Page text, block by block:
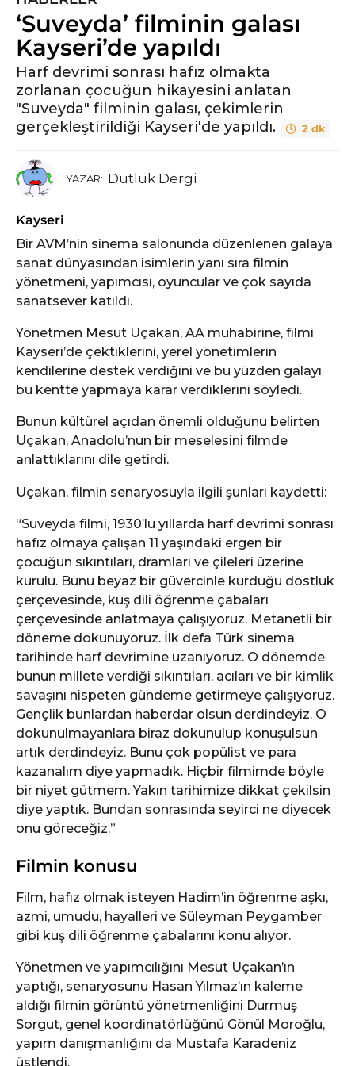
‘Suveyda’ filminin galası
Kayseri’de yapıldı
Harf devrimi sonrası hafız olmakta
zorlanan çocuğun hikayesini anlatan
"Suveyda" filminin galası, çekimlerin
gerçekleştirildiği Kayseri'de yapıldı.
2 dk
YAZAR: Dutluk Dergi
Kayseri
Bir AVM’nin sinema salonunda düzenlenen galaya
sanat dünyasından isimlerin yanı sıra filmin
yönetmeni, yapımcısı, oyuncular ve çok sayıda
sanatsever katıldı.
Yönetmen Mesut Uçakan, AA muhabirine, filmi
Kayseri’de çektiklerini, yerel yönetimlerin
kendilerine destek verdiğini ve bu yüzden galayı
bu kentte yapmaya karar verdiklerini söyledi.
Bunun kültürel açıdan önemli olduğunu belirten
Uçakan, Anadolu’nun bir meselesini filmde
anlattıklarını dile getirdi.
Uçakan, filmin senaryosuyla ilgili şunları kaydetti:
“Suveyda filmi, 1930’lu yıllarda harf devrimi sonrası
hafız olmaya çalışan 11 yaşındaki ergen bir
çocuğun sıkıntıları, dramları ve çileleri üzerine
kurulu. Bunu beyaz bir güvercinle kurduğu dostluk
çerçevesinde, kuş dili öğrenme çabaları
çerçevesinde anlatmaya çalışıyoruz. Metanetli bir
döneme dokunuyoruz. İlk defa Türk sinema
tarihinde harf devrimine uzanıyoruz. O dönemde
bunun millete verdiği sıkıntıları, acıları ve bir kimlik
savaşını nispeten gündeme getirmeye çalışıyoruz.
Gençlik bunlardan haberdar olsun derdindeyiz. O
dokunulmayanlara biraz dokunulup konuşulsun
artık derdindeyiz. Bunu çok popülist ve para
kazanalım diye yapmadık. Hiçbir filmimde böyle
bir niyet gütmem. Yakın tarihimize dikkat çekilsin
diye yaptık. Bundan sonrasında seyirci ne diyecek
onu göreceğiz.”
Filmin konusu
Film, hafız olmak isteyen Hadim’in öğrenme aşkı,
azmi, umudu, hayalleri ve Süleyman Peygamber
gibi kuş dili öğrenme çabalarını konu alıyor.
Yönetmen ve yapımcılığını Mesut Uçakan’ın
yaptığı, senaryosunu Hasan Yılmaz’ın kaleme
aldığı filmin görüntü yönetmenliğini Durmuş
Sorgut, genel koordinatörlüğünü Gönül Moroğlu,
yapım danışmanlığını da Mustafa Karadeniz
üstlendi.